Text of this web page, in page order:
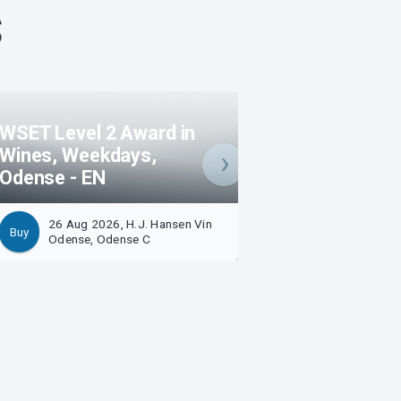
Level 2 Award in
Weekdays,
- EN
Buy
26 Aug 2026, H.J. Hansen Vin
Odense, Odense C